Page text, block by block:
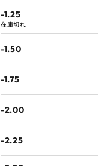
-1.25
在庫切れ
-1.50
-1.75
-2.00
-2.25